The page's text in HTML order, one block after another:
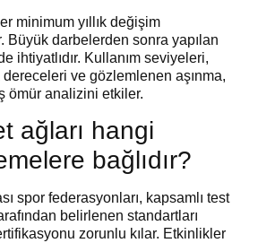
minimum yıllık değişim
Büyük darbelerden sonra yapılan
ihtiyatlıdır. Kullanım seviyeleri,
ve gözlemlenen aşınma,
ömür analizini etkiler.
ağları hangi
bağlıdır?
spor federasyonları, kapsamlı test
belirlenen standartları
zorunlu kılar. Etkinlikler